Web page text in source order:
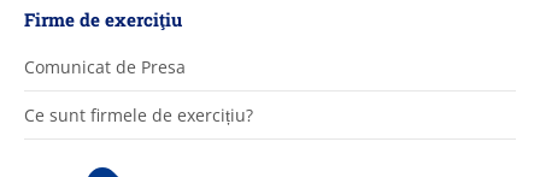
Firme de exerciţiu
Comunicat de Presa
Ce sunt firmele de exercițiu?